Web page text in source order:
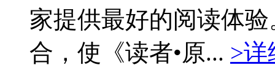
家提供最好的阅读体
合，使《读者•原... >详